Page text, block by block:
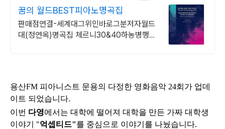
꿈의 월드BEST피아노명곡집
판매점연결-세계대그위인바로그분저자월드
대(정연옥)명곡집 체르니30&40하농병행악
용산FM 피아니스트 문용의 다정한 영화음악 24회 가 업데
이트 되었습니다.
이번 다영에서는 대학에 떨어져 대학을 만든 가짜 대학생
이야기 "억셉티드"를 중심으로 이야기를 나눴습니다.